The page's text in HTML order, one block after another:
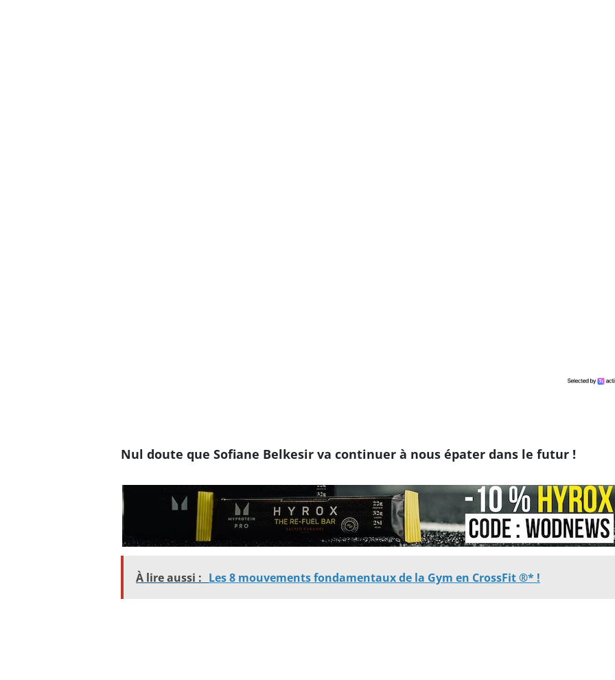
Nul doute que Sofiane Belkesir va continuer à nous épater dans le futur !
À lire aussi : Les 8 mouvements fondamentaux de la Gym en CrossFit ®* !